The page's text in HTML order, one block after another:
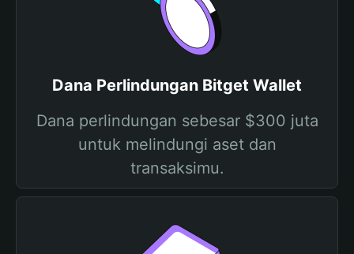
Dana Perlindungan Bitget Wallet
Dana perlindungan sebesar $300 juta
untuk melindungi aset dan
transaksimu.